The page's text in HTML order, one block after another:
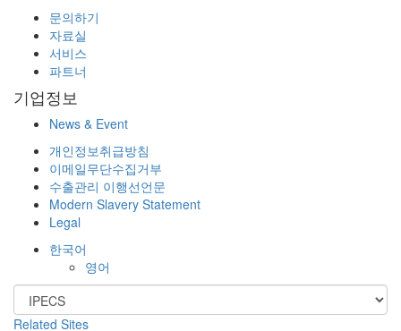
문의하기
자료실
서비스
파트너
기업정보
News & Event
개인정보취급방침
이메일무단수집거부
수출관리 이행선언문
Modern Slavery Statement
Legal
한국어
영어
Related Sites